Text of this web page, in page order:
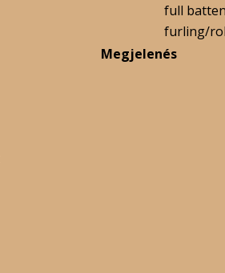
full batten
furling/
Megjelenés